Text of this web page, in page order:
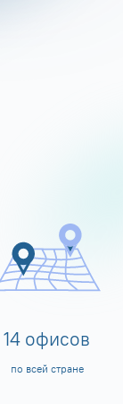
14 офисов
по всей стране